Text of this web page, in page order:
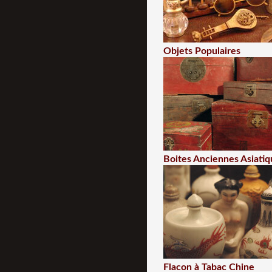
Objets Populaires
Boites Anciennes
Flacon à Tabac Chine